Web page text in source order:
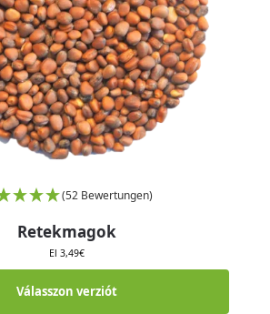
(52 Bewertungen)
Retekmagok
El 3,49€
Válasszon verziót